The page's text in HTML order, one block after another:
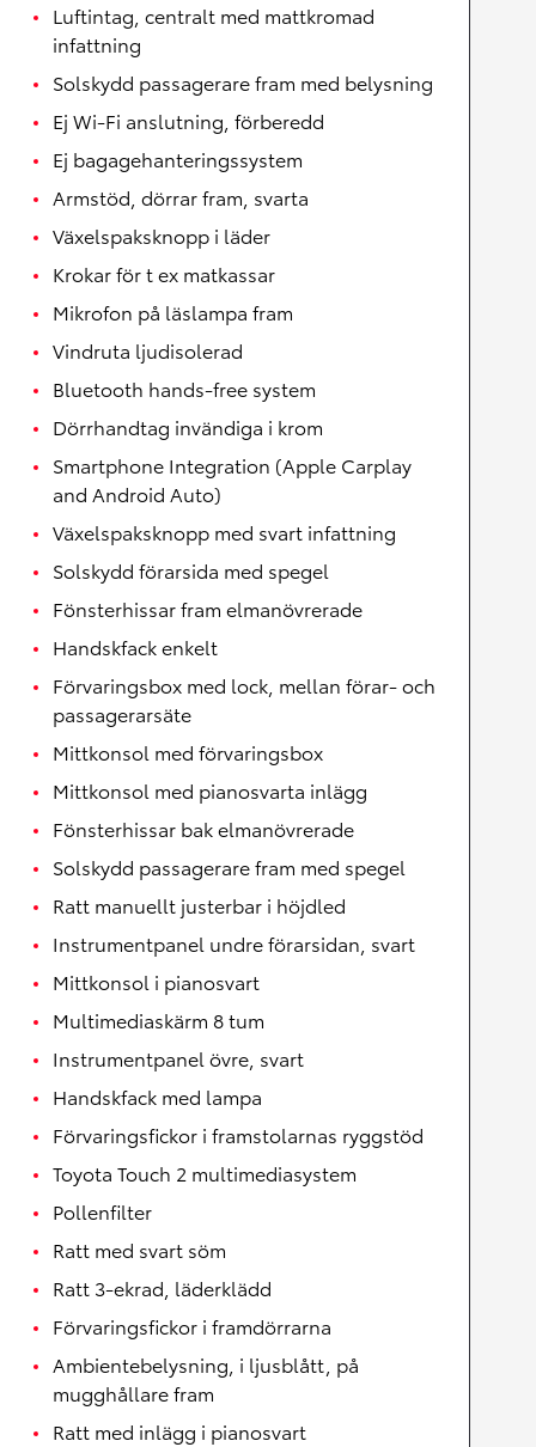
Luftintag, centralt med mattkromad
infattning
Solskydd passagerare fram med belysning
Ej Wi-Fi anslutning, förberedd
Ej bagagehanteringssystem
Armstöd, dörrar fram, svarta
Växelspaksknopp i läder
Krokar för t ex matkassar
Mikrofon på läslampa fram
Vindruta ljudisolerad
Bluetooth hands-free system
Dörrhandtag invändiga i krom
Smartphone Integration (Apple Carplay
and Android Auto)
Växelspaksknopp med svart infattning
Solskydd förarsida med spegel
Fönsterhissar fram elmanövrerade
Handskfack enkelt
Förvaringsbox med lock, mellan förar- och
passagerarsäte
Mittkonsol med förvaringsbox
Mittkonsol med pianosvarta inlägg
Fönsterhissar bak elmanövrerade
Solskydd passagerare fram med spegel
Ratt manuellt justerbar i höjdled
Instrumentpanel undre förarsidan, svart
Mittkonsol i pianosvart
Multimediaskärm 8 tum
Instrumentpanel övre, svart
Handskfack med lampa
Förvaringsfickor i framstolarnas ryggstöd
Toyota Touch 2 multimediasystem
Pollenfilter
Ratt med svart söm
Ratt 3-ekrad, läderklädd
Förvaringsfickor i framdörrarna
Ambientebelysning, i ljusblått, på
mugghållare fram
Ratt med inlägg i pianosvart